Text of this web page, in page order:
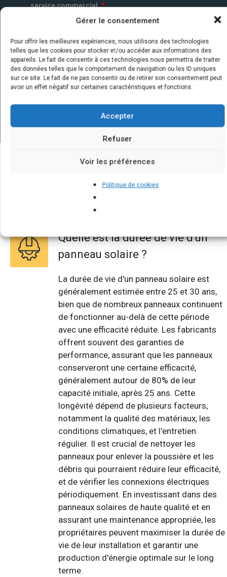
Gérer le consentement
Pour offrir les meilleures expériences, nous utilisons des technologies
telles que les cookies pour stocker et/ou accéder aux informations des
appareils. Le fait de consentir à ces technologies nous permettra de traiter
des données telles que le comportement de navigation ou les ID uniques
sur ce site. Le fait de ne pas consentir ou de retirer son consentement peut
avoir un effet négatif sur certaines caractéristiques et fonctions.
Accepter
Refuser
Voir les préférences
Politique de cookies
service commercial.*
Quelques infos sur nos centrales
solaires : questions et réponses
Quelle est la durée de vie d'un
panneau solaire ?
La durée de vie d'un panneau solaire est
généralement estimée entre 25 et 30 ans,
bien que de nombreux panneaux continuent
de fonctionner au-delà de cette période
avec une efficacité réduite. Les fabricants
offrent souvent des garanties de
performance, assurant que les panneaux
conserveront une certaine efficacité,
généralement autour de 80% de leur
capacité initiale, après 25 ans. Cette
longévité dépend de plusieurs facteurs,
notamment la qualité des matériaux, les
conditions climatiques, et l'entretien
régulier. Il est crucial de nettoyer les
panneaux pour enlever la poussière et les
débris qui pourraient réduire leur efficacité,
et de vérifier les connexions électriques
périodiquement. En investissant dans des
panneaux solaires de haute qualité et en
assurant une maintenance appropriée, les
propriétaires peuvent maximiser la durée de
vie de leur installation et garantir une
production d'énergie optimale sur le long
terme.